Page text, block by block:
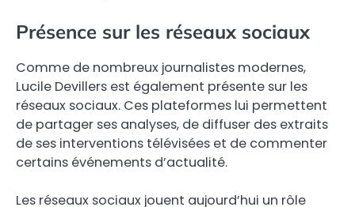
Présence sur les réseaux sociaux
Comme de nombreux journalistes modernes,
Lucile Devillers est également présente sur les
réseaux sociaux. Ces plateformes lui permettent
de partager ses analyses, de diffuser des extraits
de ses interventions télévisées et de commenter
certains événements d’actualité.
Les réseaux sociaux jouent aujourd’hui un rôle